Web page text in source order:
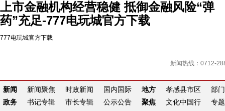
上市金融机构经营稳健 抵御金融风险“弹
药”充足-777电玩城官方下载
777电玩城官方下载
新闻热线：0712-
新闻 新闻聚焦 时政新闻 国内国际 地方 孝感县市区
部门
政务
书记专辑 市长专辑 公示公告 聚焦 文化中国行 专题